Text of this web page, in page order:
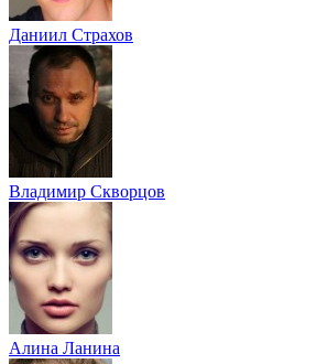
Даниил Страхов
Владимир Скворцов
Алина Ланина